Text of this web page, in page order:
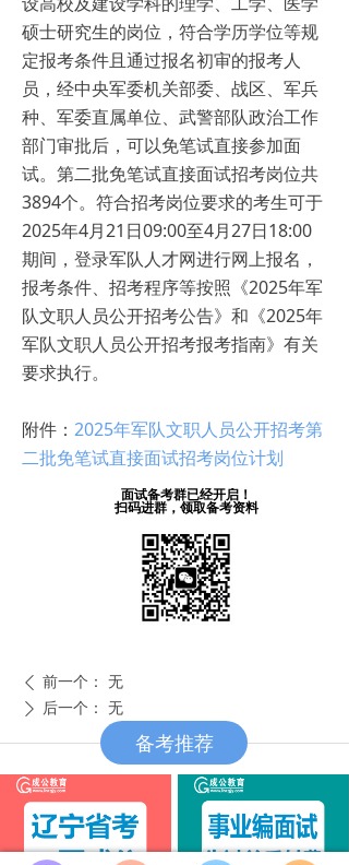
硕士研究生的岗位，符合学历学位等规
定报考条件且通过报名初审的报考人
员，经中央军委机关部委、战区、军兵
种、军委直属单位、武警部队政治工作
部门审批后，可以免笔试直接参加面
试。第二批免笔试直接面试招考岗位共
3894个。符合招考岗位要求的考生可于
2025年4月21日09:00至4月27日18:00
期间，登录军队人才网进行网上报名，
报考条件、招考程序等按照《2025年军
队文职人员公开招考公告》和《2025年
军队文职人员公开招考报考指南》有关
要求执行。
附件： 2025年军队文职人员公开招考第
二批免笔试直接面试招考岗位计划
ꄴ 前一个： 无
ꄲ 后一个： 无
备考推荐
面试备考群已经开启！
扫码进群，领取备考资料